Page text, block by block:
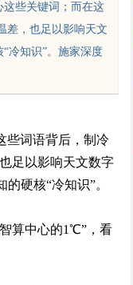
些关键词；而在这
差，也足以影响天文
冷知识”。施家深度
些词语背后，制冷
足以影响天文数字
硬核“冷知识”。
算中心的1℃”，看